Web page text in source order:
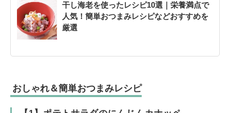
干し海老を使ったレシピ10選｜栄養満点で
人気！簡単おつまみレシピなどおすすめを
厳選
おしゃれ＆簡単おつまみレシピ